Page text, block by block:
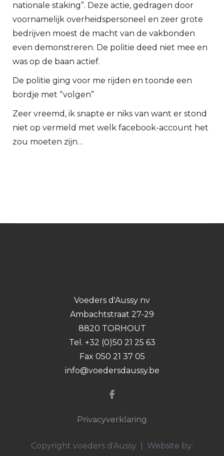
nationale staking”. Deze actie, gedragen door
voornamelijk overheidspersoneel en zeer grote
bedrijven moest de macht van de vakbonden
even demonstreren. De politie deed niet mee en
was op de baan actief.
De politie ging voor me rijden en toonde een
bordje met “volgen”
Zeer vreemd, ik snapte er niks van want er stond
niet op vermeld met welk facebook-account het
zou moeten zijn…
Voeders d'Aussy nv
Ambachtstraat 27-29
8820 TORHOUT
Tel. +32 (0)50 21 25 63
Fax 050 21 37 05
info@voedersdaussy.be
Privacyverklaring
Copyright voeders d'Aussy | Website by: